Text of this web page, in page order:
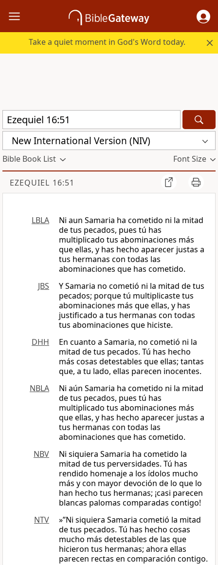
Take a quiet moment in God's Word today.
New International Version (NIV)
Bible Book List Font Size
EZEQUIEL 16:51
LBLA
Ni aun Samaria ha cometido ni la mitad
de tus pecados, pues tú has
multiplicado tus abominaciones más
que ellas, y has hecho aparecer justas a
tus hermanas con todas las
abominaciones que has cometido.
JBS
Y Samaria no cometió ni la mitad de tus
pecados; porque tú multiplicaste tus
abominaciones más que ellas, y has
justificado a tus hermanas con todas
tus abominaciones que hiciste.
DHH
En cuanto a Samaria, no cometió ni la
mitad de tus pecados. Tú has hecho
más cosas detestables que ellas; tantas
que, a tu lado, ellas parecen inocentes.
NBLA
Ni aún Samaria ha cometido ni la mitad
de tus pecados, pues tú has
multiplicado tus abominaciones más
que ellas, y has hecho aparecer justas a
tus hermanas con todas las
abominaciones que has cometido.
NBV
Ni siquiera Samaria ha cometido la
mitad de tus perversidades. Tú has
rendido homenaje a los ídolos mucho
más y con mayor devoción de lo que lo
han hecho tus hermanas; ¡casi parecen
blancas palomas comparadas contigo!
NTV
»”Ni siquiera Samaria cometió la mitad
de tus pecados. Tú has hecho cosas
mucho más detestables de las que
hicieron tus hermanas; ahora ellas
parecen rectas en comparación contigo.